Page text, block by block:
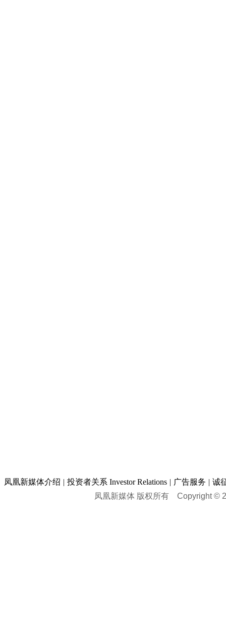
凤凰新媒体介绍 | 投资者关系 Investor Relations | 广告服务 | 诚
凤凰新媒体 版权所有 Copyright ©